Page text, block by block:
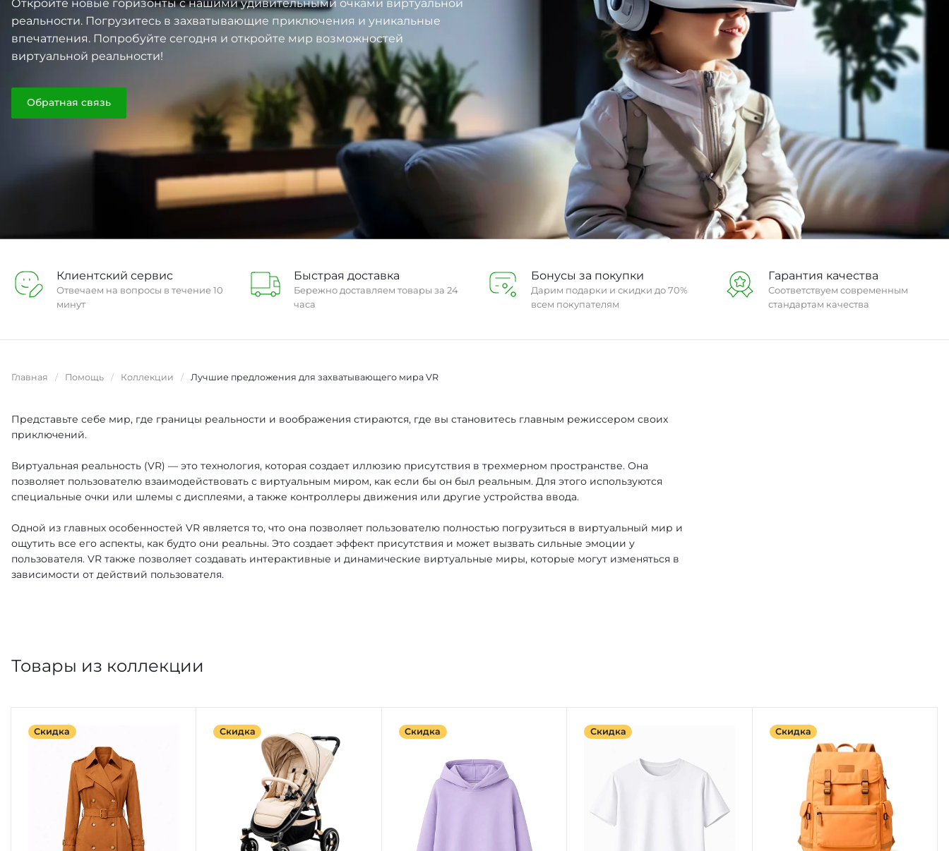
Откройте новые горизонты с нашими удивительными очками виртуальной
реальности. Погрузитесь в захватывающие приключения и уникальные
впечатления. Попробуйте сегодня и откройте мир возможностей
виртуальной реальности!
Обратная связь
Клиентский сервис
Отвечаем на вопросы в течение 10
минут
Быстрая доставка
Бережно доставляем товары за 24
часа
Бонусы за покупки
Дарим подарки и скидки до 70%
всем покупателям
Гарантия качества
Соответствуем современным
стандартам качества
Главная / Помощь / Коллекции / Лучшие предложения для захватывающего мира VR
Представьте себе мир, где границы реальности и воображения стираются, где вы становитесь главным режиссером своих
приключений.
Виртуальная реальность (VR) — это технология, которая создает иллюзию присутствия в трехмерном пространстве. Она
позволяет пользователю взаимодействовать с виртуальным миром, как если бы он был реальным. Для этого используются
специальные очки или шлемы с дисплеями, а также контроллеры движения или другие устройства ввода.
Одной из главных особенностей VR является то, что она позволяет пользователю полностью погрузиться в виртуальный мир и
ощутить все его аспекты, как будто они реальны. Это создает эффект присутствия и может вызвать сильные эмоции у
пользователя. VR также позволяет создавать интерактивные и динамические виртуальные миры, которые могут изменяться в
зависимости от действий пользователя.
Товары из коллекции
Скидка Скидка Скидка Скидка Скидка